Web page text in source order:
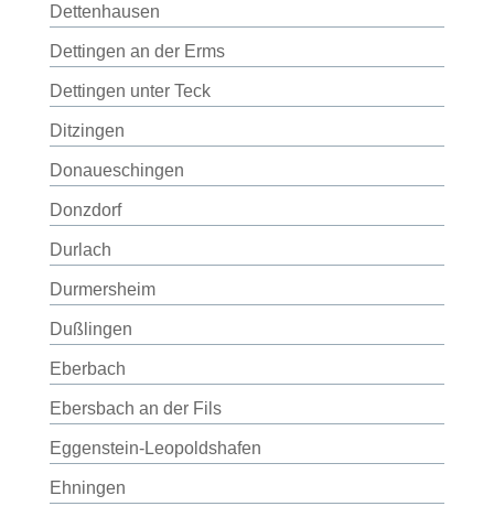
Dettenhausen
Dettingen an der Erms
Dettingen unter Teck
Ditzingen
Donaueschingen
Donzdorf
Durlach
Durmersheim
Dußlingen
Eberbach
Ebersbach an der Fils
Eggenstein-Leopoldshafen
Ehningen